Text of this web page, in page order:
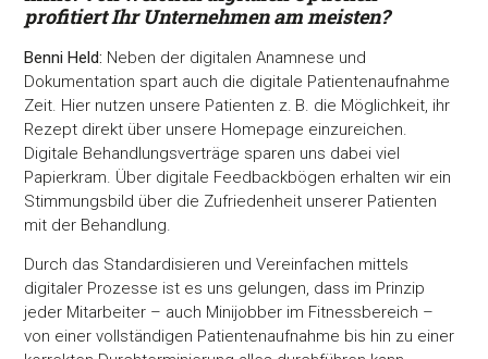
profitiert Ihr Unternehmen am meisten?
Benni Held: Neben der digitalen Anamnese und
Dokumentation spart auch die digitale Patientenaufnahme
Zeit. Hier nutzen unsere Patienten z. B. die Möglichkeit, ihr
Rezept direkt über unsere Homepage einzureichen.
Digitale Behandlungsverträge sparen uns dabei viel
Papierkram. Über digitale Feedbackbögen erhalten wir ein
Stimmungsbild über die Zufriedenheit unserer Patienten
mit der Behandlung.
Durch das Standardisieren und Vereinfachen mittels
digitaler Prozesse ist es uns gelungen, dass im Prinzip
jeder Mitarbeiter – auch Minijobber im Fitnessbereich –
von einer vollständigen Patientenaufnahme bis hin zu einer